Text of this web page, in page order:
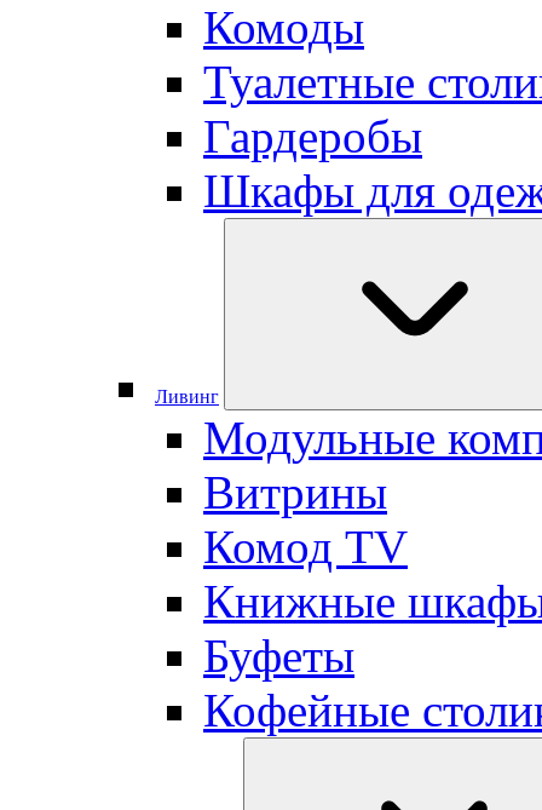
Комоды
Туалетные
Гардеробы
Шкафы для
Ливинг
Модульные
Витрины
Комод TV
Книжные
Буфеты
Кофейные